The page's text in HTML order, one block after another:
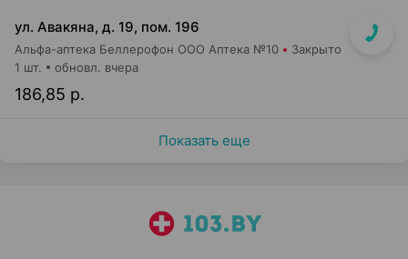
ул. Авакяна, д. 19, пом. 196
Альфа-аптека Беллерофон ООО Аптека №10 Закрыто
186,85 р.
1 шт. обновл. вчера
Показать еще